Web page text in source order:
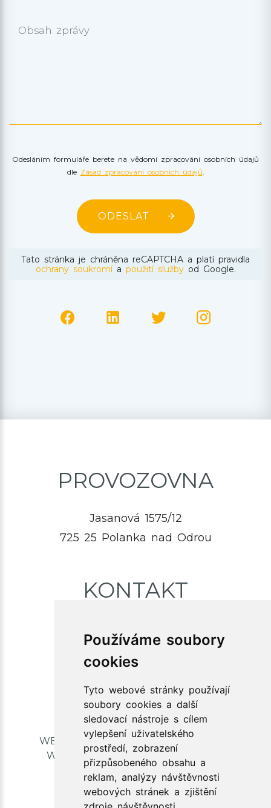
Používáme soubory
cookies
Tyto webové stránky používají
soubory cookies a další
sledovací nástroje s cílem
vylepšení uživatelského
prostředí, zobrazení
přizpůsobeného obsahu a
reklam, analýzy návštěvnosti
webových stránek a zjištění
Obsah zprávy
Odesláním formuláře berete na vědomí zpracování osobních údajů
dle Zásad zpracování osobních údajů.
ODESLAT
Tato stránka je chráněna reCAPTCHA a platí pravidla
ochrany soukromía použití službyod Google.
PROVOZOVNA
Jasanová 1575/12
725 25 Polanka nad Odrou
KONTAKT
info@xlibris.cz
WEBOVÉ STRÁNKY TISKOVÁ GRAFIKA
WEBHOSTING SEO OPTIMALIZACE